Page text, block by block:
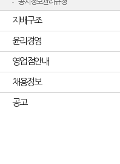
공시정보관리규정
지배구조
윤리경영
영업점안내
채용정보
공고